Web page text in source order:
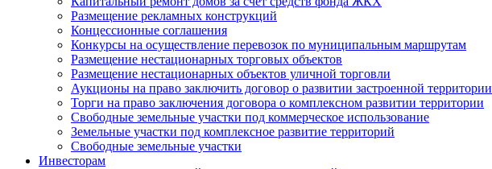
Размещение рекламных конструкций
Концессионные соглашения
Конкурсы на осуществление перевозок по муниципальным маршрутам
Размещение нестационарных торговых объектов
Размещение нестационарных объектов уличной торговли
Аукционы на право заключить договор о развитии застроенной территории
Торги на право заключения договора о комплексном развитии территории
Свободные земельные участки под коммерческое использование
Земельные участки под комплексное развитие территорий
Свободные земельные участки
Инвесторам